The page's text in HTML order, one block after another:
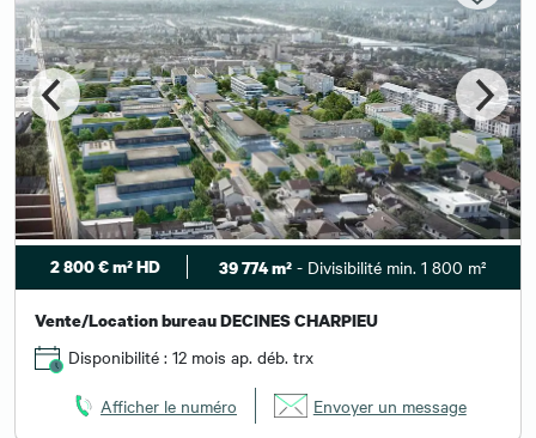
2 800 € m² HD 39 774 m²- Divisibilité min. 1 800 m²
Vente/Location bureau DECINES CHARPIEU
Disponibilité : 12 mois ap. déb. trx
Afficher le numéro Envoyer un message